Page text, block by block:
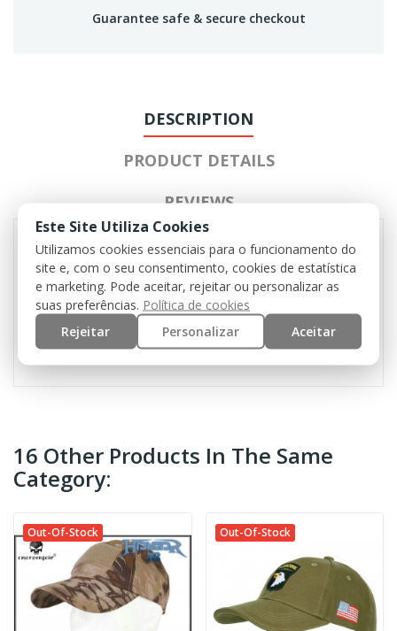
Guarantee safe & secure checkout
DESCRIPTION
PRODUCT DETAILS
REVIEWS
5 loop fasteners for patches
elastic band on the back
6 ventilation eyelets
one size fits all
16 Other Products In The Same
Category:
Out-Of-Stock Out-Of-Stock
Este Site Utiliza Cookies
Utilizamos cookies essenciais para o funcionamento do
site e, com o seu consentimento, cookies de estatística
e marketing. Pode aceitar, rejeitar ou personalizar as
suas preferências. Política de cookies
Rejeitar
Personalizar Aceitar